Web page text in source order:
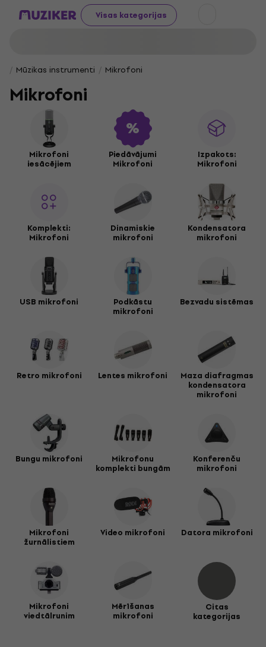
Visas kategorijas
Mūzikas instrumenti Mikrofoni
Mikrofoni
Mikrofoni
iesācējiem
Piedāvājumi
Mikrofoni
Izpakots:
Mikrofoni
Komplekti:
Mikrofoni
Dinamiskie
mikrofoni
Kondensatora
mikrofoni
USB mikrofoni Podkāstu
mikrofoni
Bezvadu sistēmas
Retro mikrofoni Lentes mikrofoni Maza diafragmas
kondensatora
mikrofoni
Bungu mikrofoni Mikrofonu
komplekti bungām
Konferenču
mikrofoni
Mikrofoni
žurnālistiem
Video mikrofoni Datora mikrofoni
Mikrofoni
viedtālrunim
Mērīšanas
mikrofoni
Citas
kategorijas